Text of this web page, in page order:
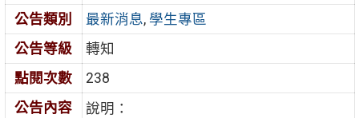
公告類別
最新消息, 學生專區
公告等級
轉知
點閱次數
238
公告內容
說明：